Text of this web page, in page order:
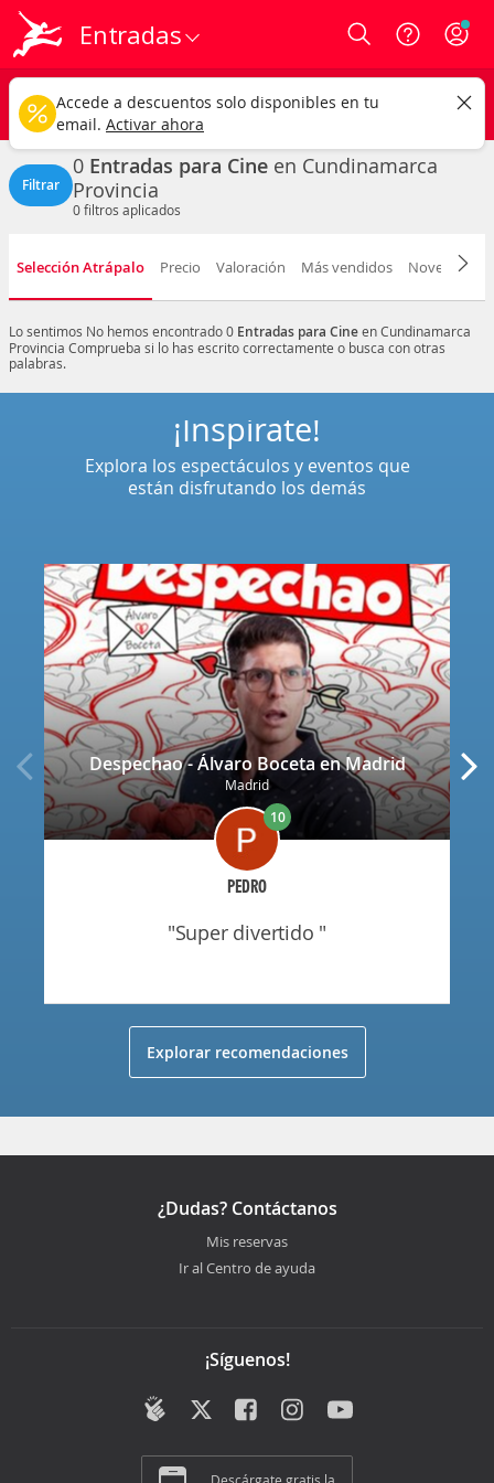
Entradas Login
Cundinamarca
Cine Cualquier fecha
CAMBIAR
Filtrar
0 Entradas para Cine en Cundinamarca
Provincia
0filtros aplicados
Selección Atrápalo Precio Valoración Más vendidos Novedad
Lo sentimos No hemos encontrado 0 Entradas para Cineen Cundinamarca
Provincia Comprueba si lo has escrito correctamente o busca con otras
palabras.
Despechao - Álvaro Boceta en Madrid
Madrid
PEDRO
10
"super divertido "
¡Inspírate!
Explora los espectáculos y eventos que
están disfrutando los demás
Explorar recomendaciones
¿Dudas? Contáctanos
Mis reservas
Ir al Centro de ayuda
¡Síguenos!
Accede a descuentos solo disponibles en tu
email. Activar ahora